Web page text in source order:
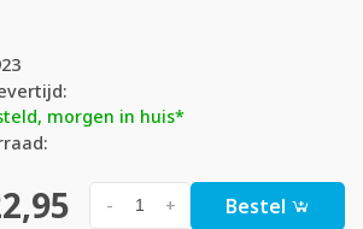
morgen in huis*
+
- Bestel